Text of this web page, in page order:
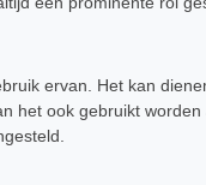
ervan. Het kan
het ook gebruikt